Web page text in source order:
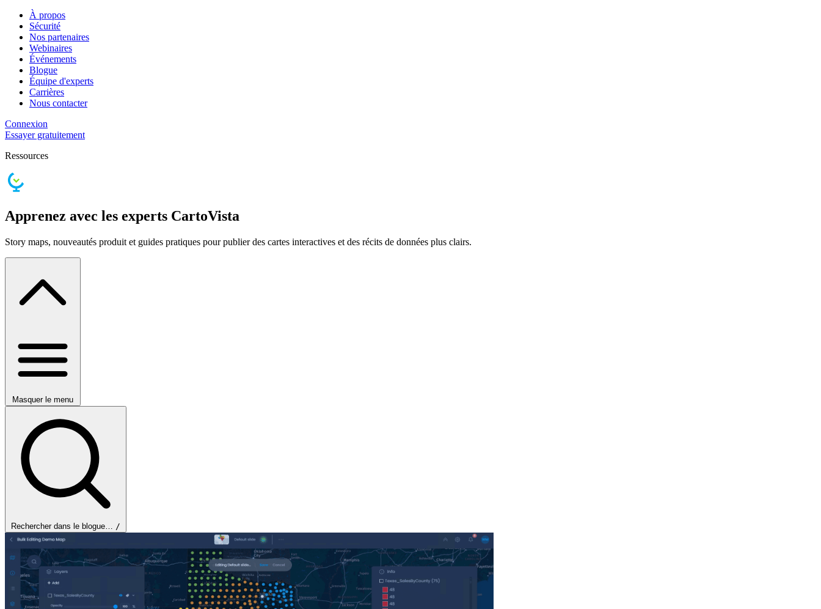
À propos
Sécurité
Nos partenaires
Webinaires
Événements
Blogue
Équipe d'experts
Carrières
Nous contacter
Connexion
Essayer gratuitement
Ressources
Apprenez avec les experts CartoVista
Story maps, nouveautés produit et guides pratiques pour publier des cartes interactives et des récits de données plus clairs.
Masquer le menu
Rechercher dans le blogue… /